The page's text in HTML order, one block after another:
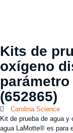
Kits de
oxígeno
(652865)
Carolina Science
Kit de prueba de agua
agua LaMotte® es para